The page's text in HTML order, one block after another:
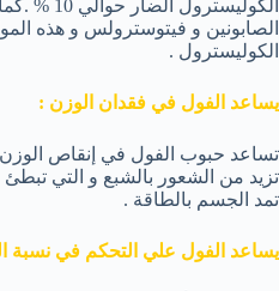
الصابونين و فيتوسترولس و هذه
الكوليسترول .
يساعد الفول في فقدان الوزن :
تساعد حبوب الفول في إنقاص الوزن
تزيد من الشعور بالشبع و التي
تمد الجسم بالطاقة .
يساعد الفول علي التحكم في نسبة